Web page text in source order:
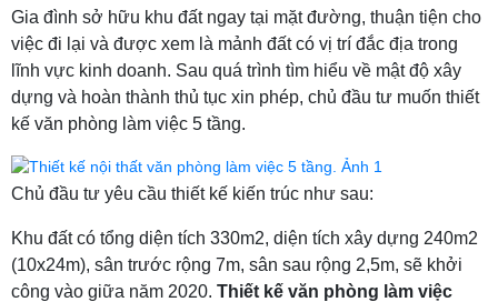
Gia đình sở hữu khu đất ngay tại mặt đường, thuận tiện cho
việc đi lại và được xem là mảnh đất có vị trí đắc địa trong
lĩnh vực kinh doanh. Sau quá trình tìm hiểu về mật độ xây
dựng và hoàn thành thủ tục xin phép, chủ đầu tư muốn thiết
kế văn phòng làm việc 5 tầng.
Chủ đầu tư yêu cầu thiết kế kiến trúc như sau:
Khu đất có tổng diện tích 330m2, diện tích xây dựng 240m2
(10x24m), sân trước rộng 7m, sân sau rộng 2,5m, sẽ khởi
công vào giữa năm 2020. Thiết kế văn phòng làm việc